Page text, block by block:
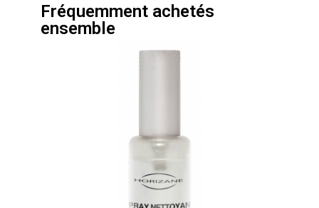
Fréquemment achetés
ensemble